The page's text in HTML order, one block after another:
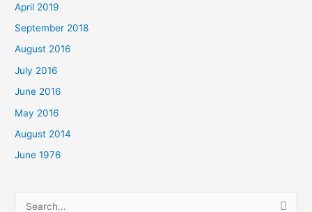
April 2019
September 2018
August 2016
July 2016
June 2016
May 2016
August 2014
June 1976